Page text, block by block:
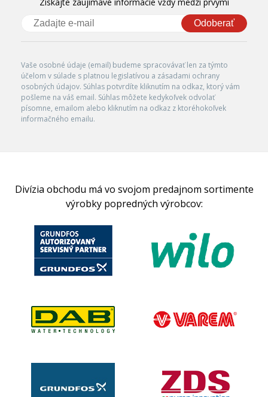
Odoberať
Vaše osobné údaje (email) budeme spracovávať len za týmto
účelom v súlade s platnou legislatívou a zásadami ochrany
osobných údajov. Súhlas potvrdíte kliknutím na odkaz, ktorý vám
pošleme na váš email. Súhlas môžete kedykoľvek odvolať
písomne, emailom alebo kliknutím na odkaz z ktoréhokoľvek
informačného emailu.
Divízia obchodu má vo svojom predajnom sortimente
výrobky popredných výrobcov: